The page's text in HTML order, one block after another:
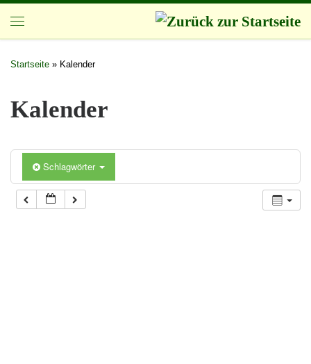
Zum Inhalt springen
Startseite » Kalender
Kalender
Schlagwörter